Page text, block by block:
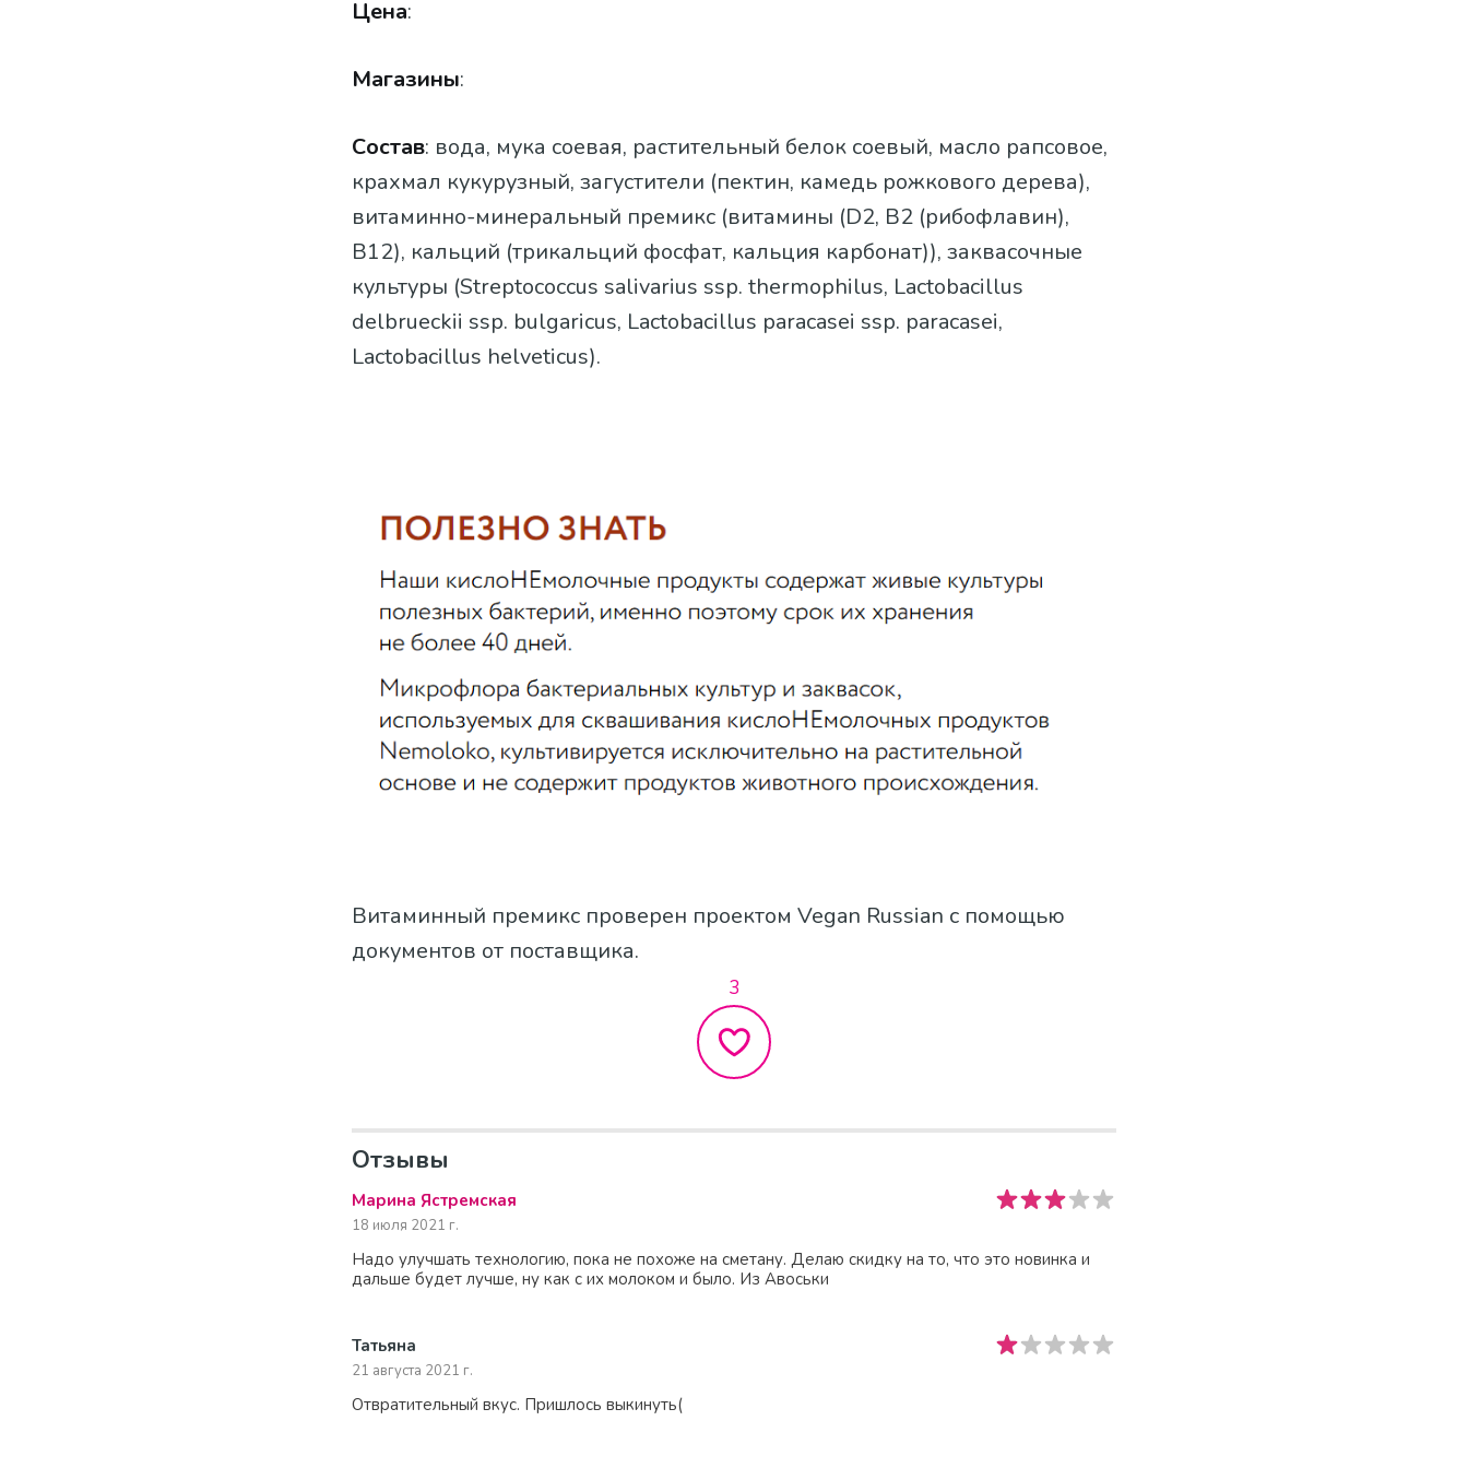
Цена:
Магазины:
Состав: вода, мука соевая, растительный белок соевый, масло рапсовое,
крахмал кукурузный, загустители (пектин, камедь рожкового дерева),
витаминно-минеральный премикс (витамины (D2, В2 (рибофлавин),
В12), кальций (трикальций фосфат, кальция карбонат)), заквасочные
культуры (Streptococcus salivarius ssp. thermophilus, Lactobacillus
delbrueckii ssp. bulgaricus, Lactobacillus paracasei ssp. paracasei,
Lactobacillus helveticus).
Витаминный премикс проверен проектом Vegan Russian с помощью
документов от поставщика.
3
Отзывы
Марина Ястремская
18 июля 2021 г.
Надо улучшать технологию, пока не похоже на сметану. Делаю скидку на то, что это новинка и
дальше будет лучше, ну как с их молоком и было. Из Авоськи
Татьяна
21 августа 2021 г.
Отвратительный вкус. Пришлось выкинуть(